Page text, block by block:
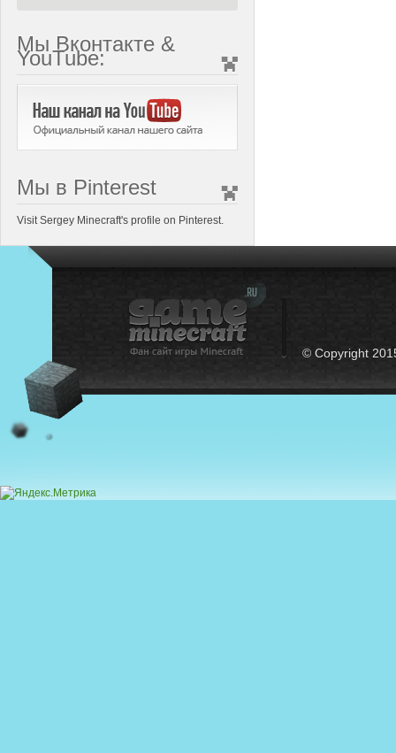
Мы Вконтакте &
YouTube:
Мы в Pinterest
Visit Sergey Minecraft's profile on Pinterest.
© Copyright